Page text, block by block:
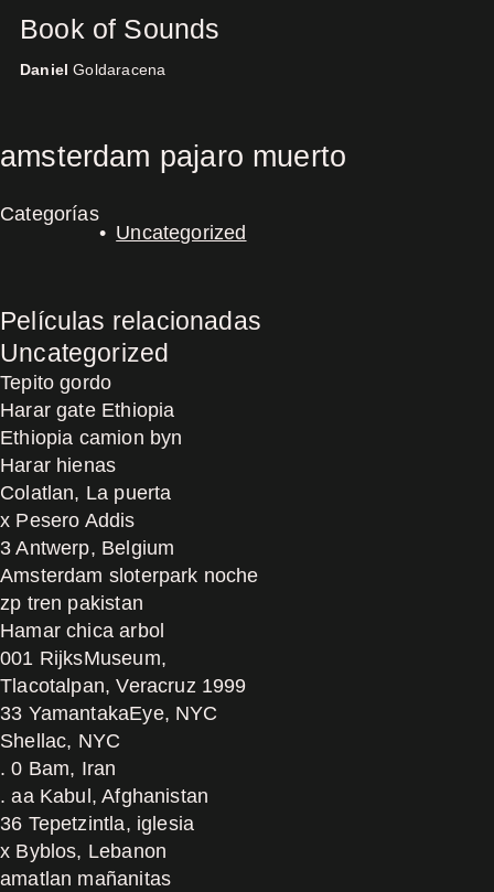
Book of Sounds
Daniel Goldaracena
amsterdam pajaro muerto
Categorías
Uncategorized
Películas relacionadas
Uncategorized
Tepito gordo
Harar gate Ethiopia
Ethiopia camion byn
Harar hienas
Colatlan, La puerta
x Pesero Addis
3 Antwerp, Belgium
Amsterdam sloterpark noche
zp tren pakistan
Hamar chica arbol
001 RijksMuseum,
Tlacotalpan, Veracruz 1999
33 YamantakaEye, NYC
Shellac, NYC
. 0 Bam, Iran
. aa Kabul, Afghanistan
36 Tepetzintla, iglesia
x Byblos, Lebanon
amatlan mañanitas